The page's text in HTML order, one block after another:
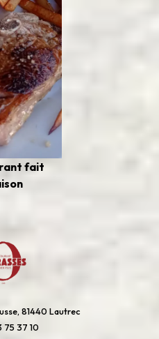
fait
81440 Lautrec
75 37 10